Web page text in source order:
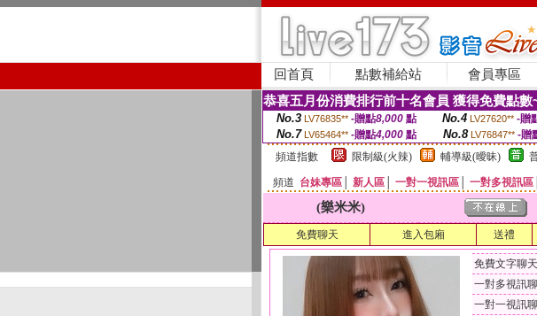
回首頁 點數補給站 會員專區
恭喜五月份消費排行前十名會員 獲得免費點數
No.3 LV76835** -贈點8,000點 No.4 LV27620** -贈
No.7 LV65464** -贈點4,000 點 No.8 LV76847** -贈
頻道指數
限制級(火辣) 輔導級(曖昧)
頻道 台妹專區 新人區 一對一視訊區 一對多視訊區
(樂米米)
免費聊天 進入包廂 送禮
免費文字聊
一對多視訊
一對一視訊